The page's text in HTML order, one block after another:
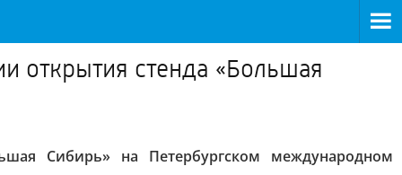
открытия стенда «Большая
Сибирь» на Петербургском международном